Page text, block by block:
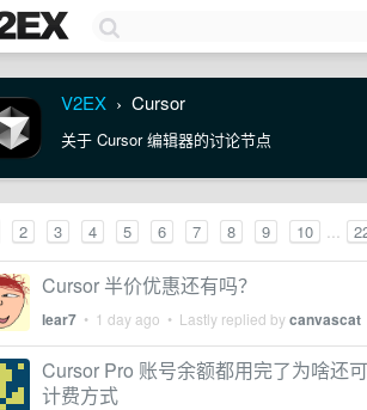
V2EX › Cursor
关于 Cursor 编辑器的讨论节点
2 3 4 5 6 7 8 9 10 ...
Cursor 半价优惠还有吗？
lear7 • 1 day ago • Lastly replied bycanvascat
Cursor Pro 账号余额都用完了为啥还
计费方式